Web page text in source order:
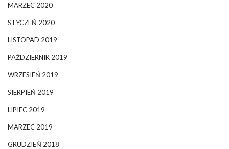
MARZEC 2020
STYCZEŃ 2020
LISTOPAD 2019
PAŹDZIERNIK 2019
WRZESIEŃ 2019
SIERPIEŃ 2019
LIPIEC 2019
MARZEC 2019
GRUDZIEŃ 2018